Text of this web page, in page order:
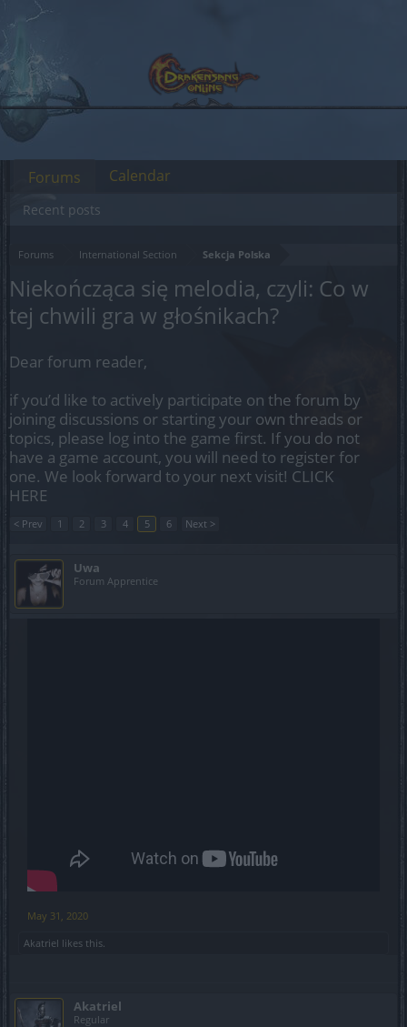
Forums International Section Sekcja Polska
Niekończąca się melodia, czyli: Co w
tej chwili gra w głośnikach?
Dear forum reader,
if you’d like to actively participate on the forum by
joining discussions or starting your own threads or
topics, please log into the game first. If you do not
have a game account, you will need to register for
one. We look forward to your next visit! CLICK
HERE
< Prev 1 2 3 4 5 6 Next >
Uwa
Forum Apprentice
May 31, 2020
Akatriel likes this.
Akatriel
Regular
Forums
Recent posts
Calendar